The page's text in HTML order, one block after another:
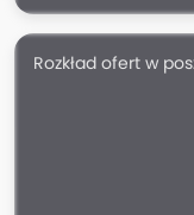
Rozkład ofert w